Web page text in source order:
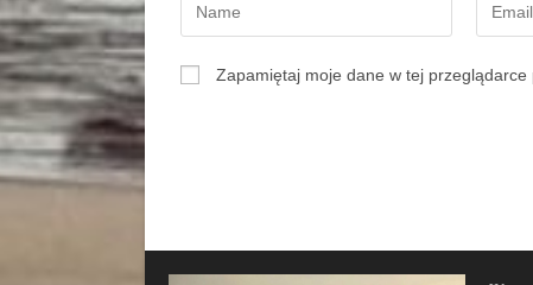
Zapamiętaj moje dane w tej